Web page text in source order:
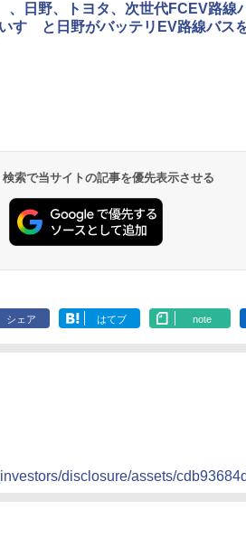
、日野、トヨタ、次世代FCEV路線
すゞと日野がバッテリEV路線バス
索で当サイトの記事を優先表示させる
シェア はてブ note
disclosure/assets/